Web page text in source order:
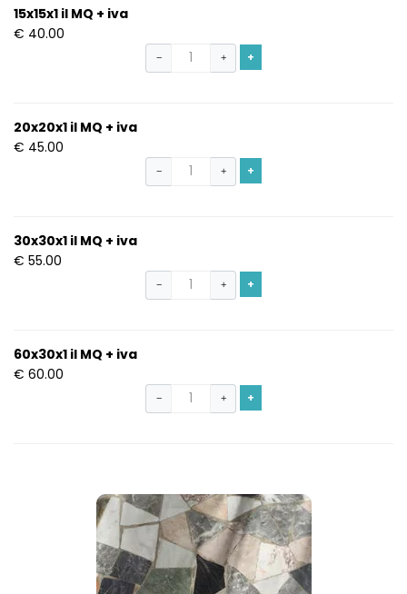
15x15x1 il MQ + iva
€ 40.00
− + +
20x20x1 il MQ + iva
€ 45.00
− + +
30x30x1 il MQ + iva
€ 55.00
− + +
60x30x1 il MQ + iva
€ 60.00
− + +